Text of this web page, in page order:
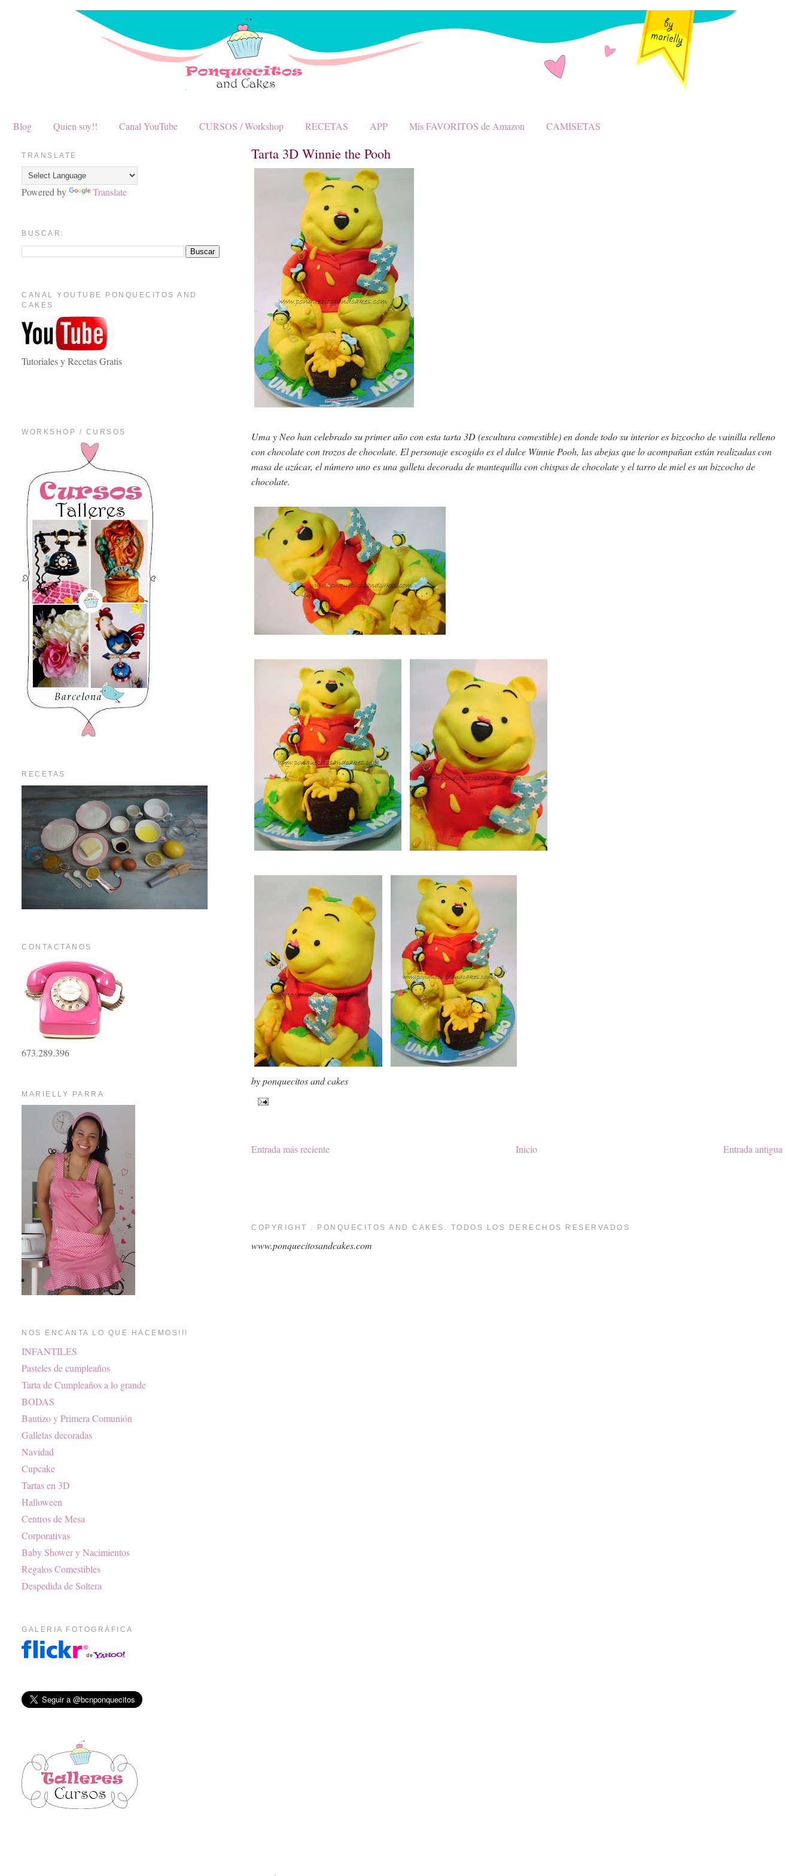
Blog Quien soy!! Canal YouTube CURSOS / Workshop RECETAS APP Mis FAVORITOS de Amazon CAMISETAS
Tarta 3D Winnie the Pooh
Uma y Neo han celebrado su primer año con esta tarta 3D(escultura comestible)en donde todo su interior es bizcocho de vainilla relleno
con chocolate con trozos de chocolate. El personaje escogido es el dulce Winnie Pooh, las abejas que lo acompañan están realizadas con
masa de azúcar, el número uno es una galleta decorada de mantequilla con chispas de chocolate y el tarro de miel es un bizcocho de
chocolate.
by ponquecitos and cakes
Entrada más reciente Entrada antigua
Inicio
COPYRIGHT . PONQUECITOS AND CAKES. TODOS LOS DERECHOS RESERVADOS
www.ponquecitosandcakes.com
TRANSLATE
Powered by Translate
BUSCAR:
CANAL YOUTUBE PONQUECITOS AND
CAKES
Tutoriales y Recetas Gratis
WORKSHOP / CURSOS
RECETAS
CONTACTANOS
673.289.396
MARIELLY PARRA
NOS ENCANTA LO QUE HACEMOS!!!
INFANTILES
Pasteles de cumpleaños
Tarta de Cumpleaños a lo grande
BODAS
Bautizo y Primera Comunión
Galletas decoradas
Navidad
Cupcake
Tartas en 3D
Halloween
Centros de Mesa
Corporativas
Baby Shower y Nacimientos
Regalos Comestibles
Despedida de Soltera
GALERIA FOTOGRÁFICA